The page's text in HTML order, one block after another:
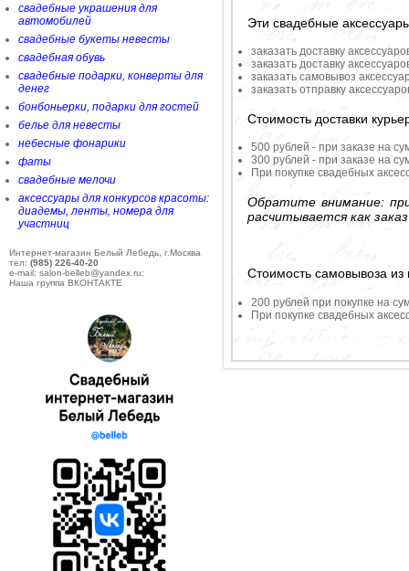
свадебные украшения для
автомобилей
свадебные букеты невесты
свадебная обувь
свадебные подарки, конверты для
денег
бонбоньерки, подарки для гостей
белье для невесты
небесные фонарики
фаты
свадебные мелочи
аксессуары для конкурсов красоты:
диадемы, ленты, номера для
участниц
Интернет-магазин Белый Лебедь, г.Москва
тел: (985) 226-40-20
e-mail: salon-belleb@yandex.ru;
Наша группа ВКОНТАКТЕ
Эти свадебные
заказать доставку
заказать доставку
заказать самовывоз
заказать отправку
Стоимость доставки
500 рублей - при заказе на
300 рублей - при заказе на
При покупке свадебных
Обратите внимание:
расчитывается как
Стоимость самовывоза из
200 рублей при покупке на
При покупке свадебных